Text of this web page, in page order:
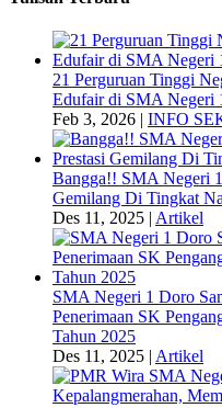
21 Perguruan Tinggi
Edufair di SMA Negeri
Feb 3, 2026 | INFO
Bangga!! SMA Negeri
Gemilang Di Tingkat
Des 11, 2025 | Artikel
SMA Negeri 1 Doro
Penerimaan SK
Tahun 2025
Des 11, 2025 | Artikel